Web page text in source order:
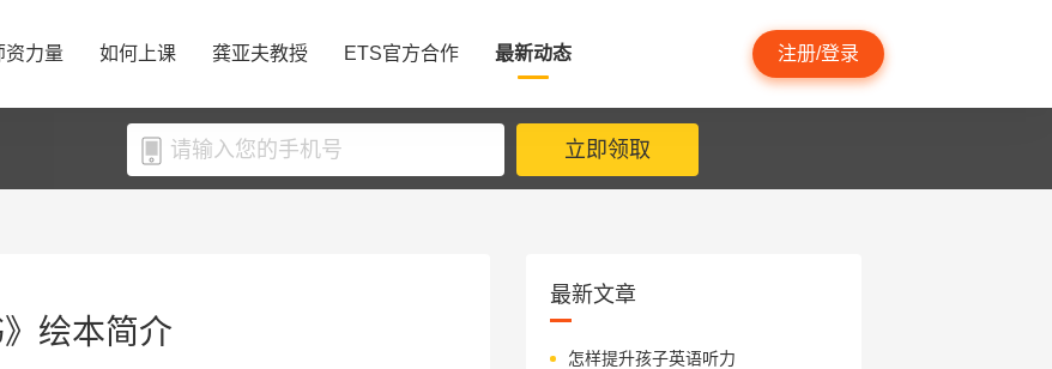
资力量 如何上课 龚亚夫教授 ETS官方合作 最新动态 注册/登录
立即领取
绘本简介
最新文章
怎样提升孩子英语听力